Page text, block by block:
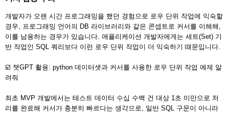
개발자가 오랜 시간 프로그래밍을 했던 경험으로 로우 단위 작업에 익숙할
경우, 프로그래밍 언어의 DB 라이브러리와 같은 콘셉트로 커서를 이해해,
이를 남용하는 경우가 있습니다. 애플리케이션 개발자에게는 세트(Set) 기
반 작업인 SQL 쿼리보다 이런 로우 단위 작업이 더 익숙하기 때문입니다.
☑️ 챗GPT 활용: python 데이터셋과 커서를 사용한 로우 단위 작업 예제 알
려줘
최초 MVP 개발에서는 테스트 데이터 수십 수백 건 대상 1초 미만으로 처
리를 완료해 커서가 충분히 빠르다는 생각으로, 일반 SQL 구문이 아니라